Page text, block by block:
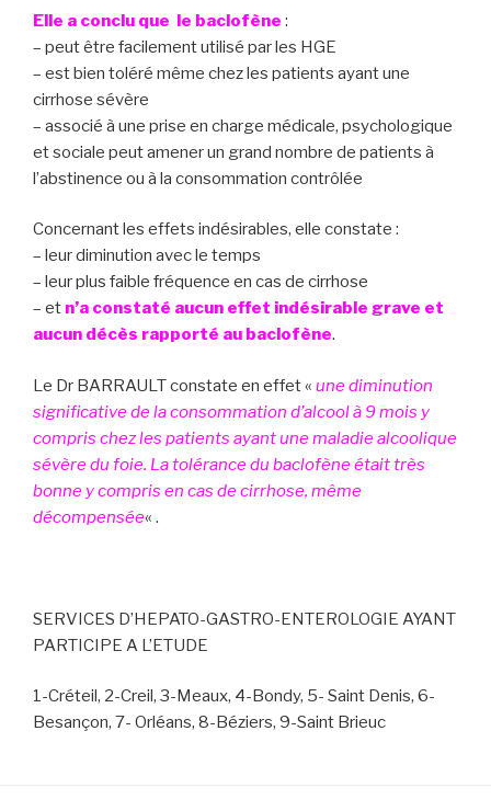
Elle a conclu que le baclofène :
– peut être facilement utilisé par les HGE
– est bien toléré même chez les patients ayant une
cirrhose sévère
– associé à une prise en charge médicale, psychologique
et sociale peut amener un grand nombre de patients à
l’abstinence ou à la consommation contrôlée
Concernant les effets indésirables, elle constate :
– leur diminution avec le temps
– leur plus faible fréquence en cas de cirrhose
– et n’a constaté aucun effet indésirable grave et
aucun décès rapporté au baclofène.
Le Dr BARRAULT constate en effet « une diminution
significative de la consommation d’alcool à 9 mois y
compris chez les patients ayant une maladie alcoolique
sévère du foie. La tolérance du baclofène était très
bonne y compris en cas de cirrhose, même
décompensée« .
SERVICES D’HEPATO-GASTRO-ENTEROLOGIE AYANT
PARTICIPE A L’ETUDE
1-Créteil, 2-Creil, 3-Meaux, 4-Bondy, 5- Saint Denis, 6-
Besançon, 7- Orléans, 8-Béziers, 9-Saint Brieuc